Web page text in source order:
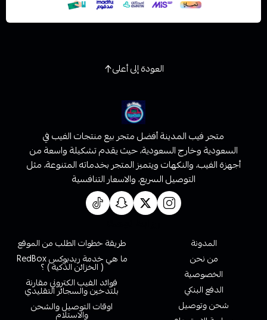
العودة إلى أعلى
متجر فيب المدينة أفضل متجر بيع منتجات الفيب في
السعودية وخارج السعودية، حيث يقدم تشكيلة واسعة من
أجهزة الفيب، والنكهات ويتميز المتجر بخدماته المتنوعة، مثل
التوصيل السريع، والاسعار التنافسية
المدونة
من نحن
الخصوصية
الدفع البنكي
شحن وتوصيل
طريقة خطوات الطلب من الموقع
ما هي خدمة ريدبوكس RedBox
( الخزائن الذكية ) ؟
فوائد الفيب الكتروني مقارنة
بلتدخين والسجائر التقليدي
اوقات التوصيل والشحن
والاستلام